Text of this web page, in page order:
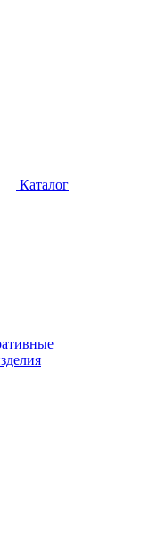
Каталог